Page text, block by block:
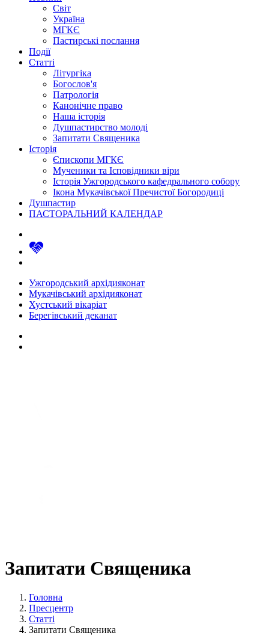
Світ
Україна
МГКЄ
Пастирські послання
Події
Статті
Літургіка
Богослов'я
Патрологія
Канонічне право
Наша історія
Душпастирство молоді
Запитати Священика
Історія
Єпископи МГКЄ
Мученики та Ісповідники віри
Історія Ужгородського кафедрального собору
Ікона Мукачівської Пречистої Богородиці
Душпастир
ПАСТОРАЛЬНИЙ КАЛЕНДАР
Ужгородський архідияконат
Мукачівський архідияконат
Хустський вікаріат
Берегівський деканат
Запитати Священика
Головна
Пресцентр
Статті
Запитати Священика